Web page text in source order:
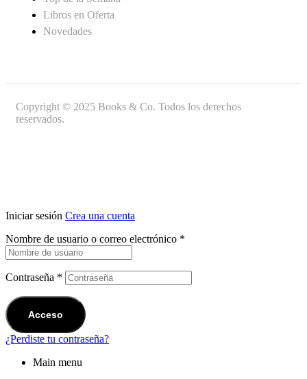
Libros en Oferta
Novedades
Copyright © 2025 Books & Co. Todos los derechos
reservados.
Iniciar sesión Crea una cuenta
Nombre de usuario o correo electrónico *
Contraseña *
Acceso
¿Perdiste tu contraseña?
Main menu